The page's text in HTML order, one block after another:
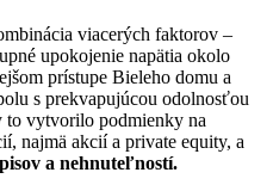
viacerých faktorov –
upokojenie napätia okolo
prístupe Bieleho domu a
s prekvapujúcou odolnosťou
to vytvorilo podmienky na
najmä akcií a private equity, a
a nehnuteľností.